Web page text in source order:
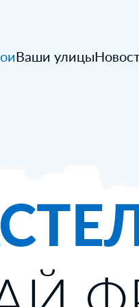
Ваши улицы